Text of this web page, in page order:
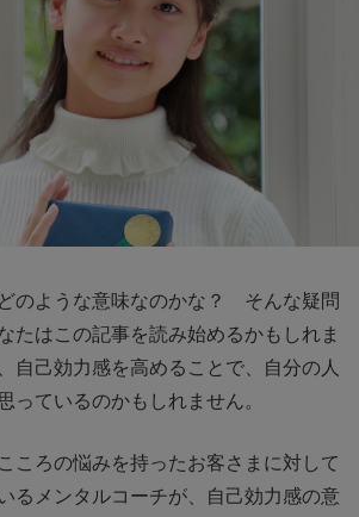
のような意味なのかな？ そんな疑問
たはこの記事を読み始めるかもしれま
自己効力感を高めることで、自分の人
っているのかもしれません。
ころの悩みを持ったお客さまに対して
るメンタルコーチが、自己効力感の意